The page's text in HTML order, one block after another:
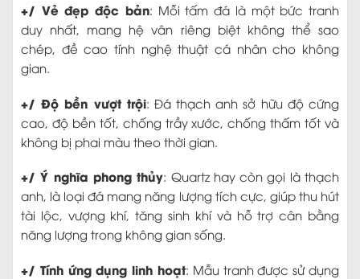
+/ Vẻ đẹp độc bản: Mỗi tấm đá là một bức tranh
duy nhất, mang hệ vân riêng biệt không thể sao
chép, đề cao tính nghệ thuật cá nhân cho không
gian.
+/ Độ bền vượt trội: Đá thạch anh sở hữu độ cứng
cao, độ bền tốt, chống trầy xước, chống thấm tốt và
không bị phai màu theo thời gian.
+/ Ý nghĩa phong thủy: Quartz hay còn gọi là thạch
anh, là loại đá mang năng lượng tích cực, giúp thu hút
tài lộc, vượng khí, tăng sinh khí và hỗ trợ cân bằng
năng lượng trong không gian sống.
+/ Tính ứng dụng linh hoạt: Mẫu tranh được sử dụng